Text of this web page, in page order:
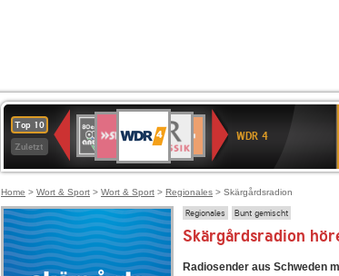
Top 10
Zuletzt
Deutschlandfunk
80er
90er
OLDIE
ANTENNE
4
KLASSIK
Deutschlandfunk
Kultur
Kultur
2
WDR 4
Home > Wort & Sport > Wort & Sport > Regionales > Skärgårdsradion
Regionales Bunt gemischt
Skärgårdsradion
Radiosender aus Schweden